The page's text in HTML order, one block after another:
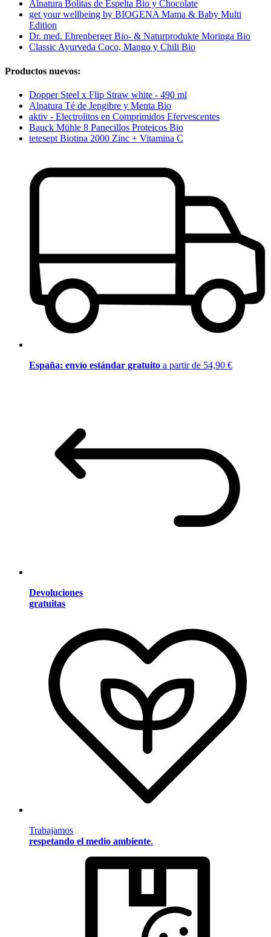
Alnatura Bolitas de Espelta Bio y Chocolate
get your wellbeing by BIOGENA Mama & Baby Multi
Edition
Dr. med. Ehrenberger Bio- & Naturprodukte Moringa Bio
Classic Ayurveda Coco, Mango y Chili Bio
Productos nuevos:
Dopper Steel x Flip Straw white - 490 ml
Alnatura Té de Jengibre y Menta Bio
aktiv - Electrolitos en Comprimidos Efervescentes
Bauck Mühle 8 Panecillos Proteicos Bio
tetesept Biotina 2000 Zinc + Vitamina C
España: envío estándar gratuito a partir de 54,90 €
Devoluciones
gratuitas
Trabajamos
respetando el medio ambiente.